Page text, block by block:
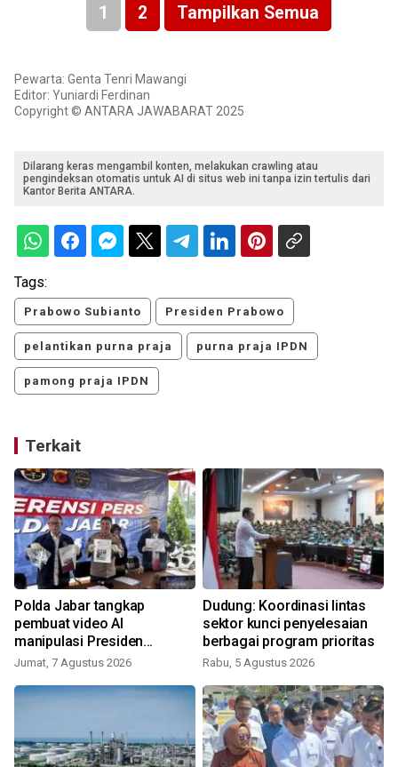
1 2 Tampilkan Semua
Pewarta: Genta Tenri Mawangi
Editor: Yuniardi Ferdinan
Copyright © ANTARA JAWABARAT 2025
Dilarang keras mengambil konten, melakukan crawling atau
pengindeksan otomatis untuk AI di situs web ini tanpa izin tertulis dari
Kantor Berita ANTARA.
Tags:
Prabowo Subianto Presiden Prabowo
pelantikan purna praja purna praja IPDN
pamong praja IPDN
Terkait
Polda Jabar tangkap
pembuat video AI
manipulasi Presiden
Prabowo
Jumat, 7 Agustus 2026
Dudung: Koordinasi lintas
sektor kunci penyelesaian
berbagai program prioritas
Rabu, 5 Agustus 2026